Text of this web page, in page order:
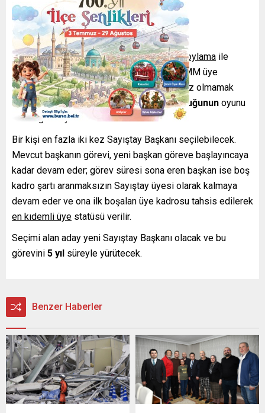
Seçim Usulü ve Görev Süresi
Yeni başkan, Genel Kurul’da yapılacakgizli oylama ile
belirlenecek. Başkan seçilebilmek için, TBMM üye
tamsayısının dörtte birinin bir fazlasından az olmamak
kaydıyla, toplantıya katılanlarınsalt çoğunluğunun oyunu
almak gerekiyor.
Bir kişi en fazla iki kez Sayıştay Başkanı seçilebilecek.
Mevcut başkanın görevi, yeni başkan göreve başlayıncaya
kadar devam eder; görev süresi sona eren başkan ise boş
kadro şartı aranmaksızın Sayıştay üyesi olarak kalmaya
devam eder ve ona ilk boşalan üye kadrosu tahsis edilerek
en kıdemli üye statüsü verilir.
Seçimi alan aday yeni Sayıştay Başkanı olacak ve bu
görevini 5 yıl süreyle yürütecek.
Benzer Haberler